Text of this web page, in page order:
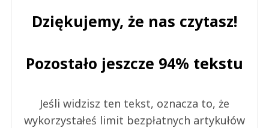
Dziękujemy, że nas czytasz!
Pozostało jeszcze 94% tekstu
Jeśli widzisz ten tekst, oznacza to, że
wykorzystałeś limit bezpłatnych artykułów